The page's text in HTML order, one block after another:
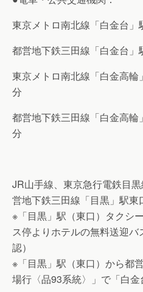
東京メトロ南北線「白金台
都営地下鉄三田線「白金台
東京メトロ南北線「白金高
分
都営地下鉄三田線「白金高
分
JR山手線、東京急行電鉄目
営地下鉄三田線「目黒」駅
※「目黒」駅（東口）タクシ
ス停よりホテルの無料送迎
認）
※「目黒」駅（東口）から都
場行〈品93系統〉」で「白